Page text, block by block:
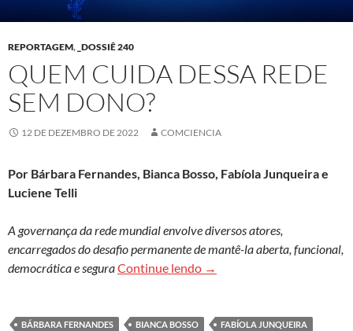
REPORTAGEM, _DOSSIÊ 240
QUEM CUIDA DESSA REDE
SEM DONO?
12 DE DEZEMBRO DE 2022 COMCIENCIA
Por Bárbara Fernandes, Bianca Bosso, Fabíola Junqueira e
Luciene Telli
A governança da rede mundial envolve diversos atores,
encarregados do desafio permanente de mantê-la aberta, funcional,
democrática e seguraContinue lendo Quem cuida dessa rede
→
BÁRBARA FERNANDES BIANCA BOSSO
FABÍOLA JUNQUEIRA